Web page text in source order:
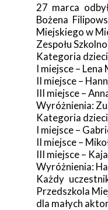
27 marca
Bożena
Miejskiego w
Zespołu
Kategoria
I miejsce –
II miejsce –
III miejsce –
Wyróżnienia:
Kategoria
I miejsce –
II miejsce –
III miejsce –
Wyróżnienia:
Każdy
Przedszkola
dla małych